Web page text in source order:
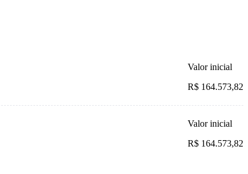
Valor inicial
R$ 164.573,82
Valor inicial
R$ 164.573,82